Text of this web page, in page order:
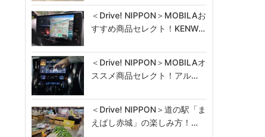
＜Drive! NIPPON＞MOBILAお
すすめ商品セレクト！KENW…
＜Drive! NIPPON＞MOBILAオ
ススメ商品セレクト！アル…
＜Drive! NIPPON＞道の駅「ま
えばし赤城」の楽しみ方！…